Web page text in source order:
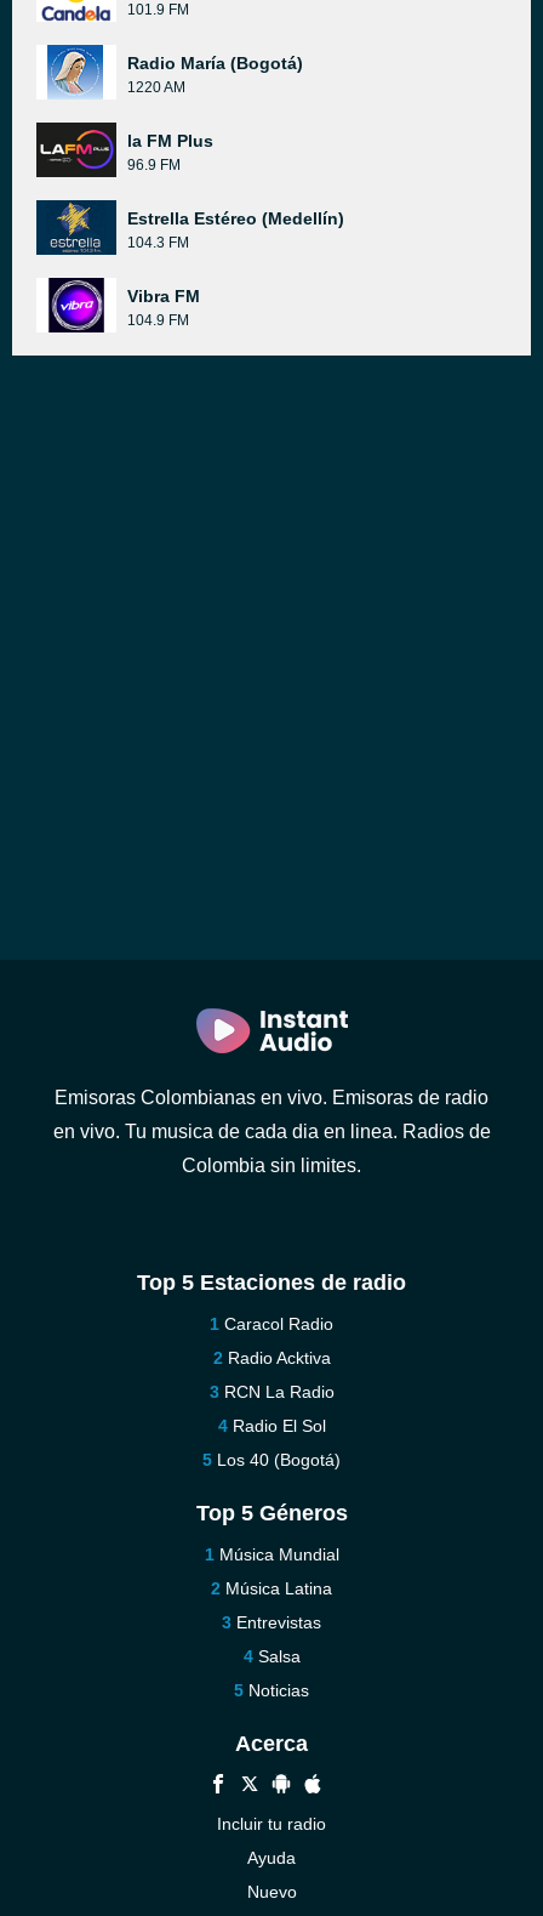
101.9 FM
Radio María (Bogotá)
1220 AM
la FM Plus
96.9 FM
Estrella Estéreo (Medellín)
104.3 FM
Vibra FM
104.9 FM
Emisoras Colombianas en vivo. Emisoras de radio
en vivo. Tu musica de cada dia en linea. Radios de
Colombia sin limites.
Top 5 Estaciones de radio
Caracol Radio
Radio Acktiva
RCN La Radio
Radio El Sol
Los 40 (Bogotá)
Top 5 Géneros
Música Mundial
Música Latina
Entrevistas
Salsa
Noticias
Acerca
Incluir tu radio
Ayuda
Nuevo